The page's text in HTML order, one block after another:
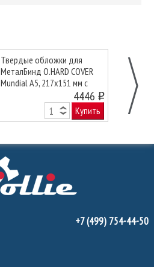
Твердые обложки для
МеталБинд O.HARD COVER
Mundial А5, 217x151 мм с
покрытием «кожа» без окна,
4446 o
Купить
+7 (499) 754-44-50